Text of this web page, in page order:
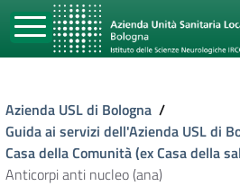
Azienda USL di Bologna /
Guida ai servizi dell'Azienda USL di
Casa della Comunità (ex Casa della
Anticorpi anti nucleo (ana)